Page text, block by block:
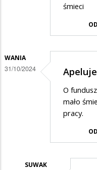
śmieci
WANIA
31/10/2024 Apeluje
O
mało
pracy.
SUWAK